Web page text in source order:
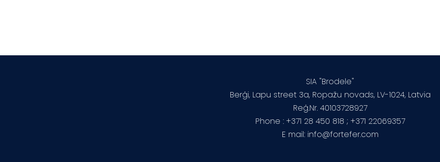
SIA "Brodele"
Berģi, Lapu street 3a, Ropažu novads, LV-1024, Latvia
Reģ.Nr. 40103728927
Phone : +371 28 450 818 ; +371 22069357
E mail: info@fortefer.com